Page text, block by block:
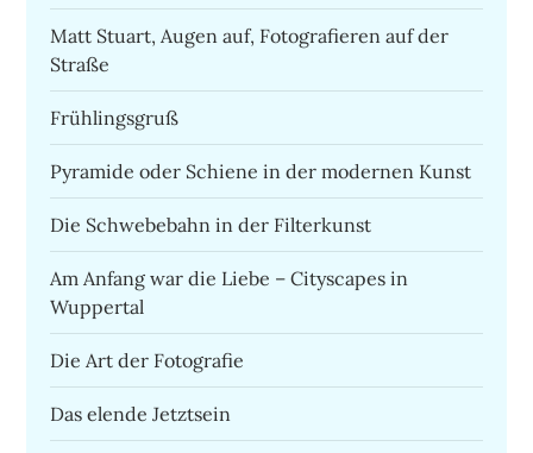
Matt Stuart, Augen auf, Fotografieren auf der
Straße
Frühlingsgruß
Pyramide oder Schiene in der modernen Kunst
Die Schwebebahn in der Filterkunst
Am Anfang war die Liebe – Cityscapes in
Wuppertal
Die Art der Fotografie
Das elende Jetztsein